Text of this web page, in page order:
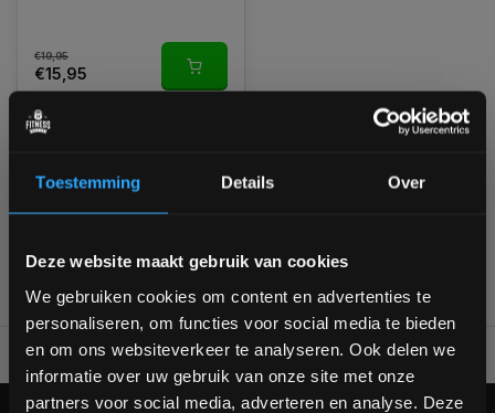
Toestemming Details Over
Deze website maakt gebruik van cookies
We gebruiken cookies om content en advertenties te
personaliseren, om functies voor social media te bieden
en om ons websiteverkeer te analyseren. Ook delen we
informatie over uw gebruik van onze site met onze
partners voor social media, adverteren en analyse. Deze
€19,95
€15,95
Voor 95% direct uit voorraad geleverd Professionele
Bam! 5% korting op je volgende
Schrijf je in voor onze nieuwsbrief om op de hoogte te
blijven over onze nieuwe producten, deals en meer
interessante info. Ontvang 5% korting op je eerstvolgende
aankoop! 😀